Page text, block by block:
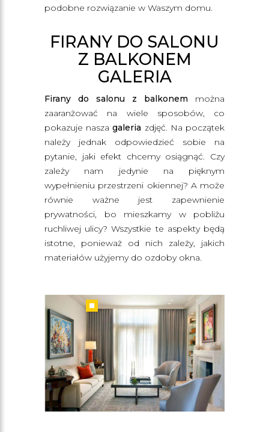
podobne rozwiązanie w Waszym domu.
FIRANY DO SALONU
Z BALKONEM
GALERIA
Firany do salonu z balkonem można
zaaranżować na wiele sposobów, co
pokazuje naszagaleria zdjęć. Na początek
należy jednak odpowiedzieć sobie na
pytanie, jaki efekt chcemy osiągnąć. Czy
zależy nam jedynie na pięknym
wypełnieniu przestrzeni okiennej? A może
równie ważne jest zapewnienie
prywatności, bo mieszkamy w pobliżu
ruchliwej ulicy? Wszystkie te aspekty będą
istotne, ponieważ od nich zależy, jakich
materiałów użyjemy do ozdoby okna.